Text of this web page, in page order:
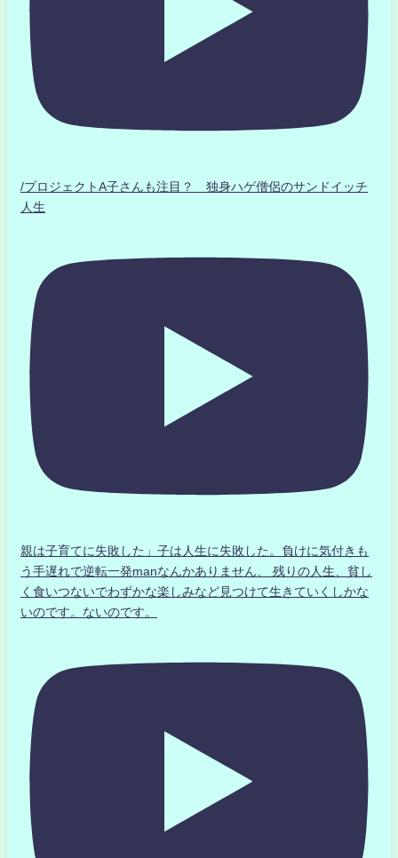
/プロジェクトA子さんも注目？ 独身ハゲ僧侶のサンドイッチ
人生
親は子育てに失敗した」子は人生に失敗した。負けに気付きも
う手遅れで逆転一発manなんかありません、 残りの人生、貧し
く食いつないでわずかな楽しみなど見つけて生きていくしかな
いのです。ないのです。